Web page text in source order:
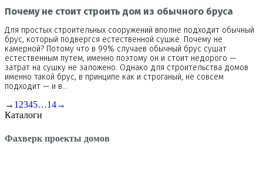
Почему не стоит строить дом из обычного бруса
Для простых строительных сооружений вполне подходит обычный
брус, который подвергся естественной сушке. Почему не
камерной? Потому что в 99% случаев обычный брус сушат
естественным путем, именно поэтому он и стоит недорого —
затрат на сушку не заложено. Однако для строительства домов
именно такой брус, в принципе как и строганый, не совсем
подходит — и в…
→ 1 2345…14→
Каталоги
Фахверк проекты домов